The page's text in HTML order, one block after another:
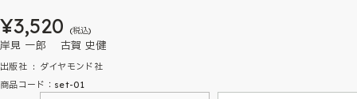
¥3,520 (税込)
岸見 一郎 古賀 史健
出版社 ‏ : ‎ ダイヤモンド社
商品コード：set-01